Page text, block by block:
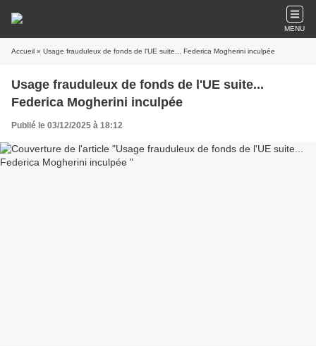
MENU
Accueil » Usage frauduleux de fonds de l'UE suite... Federica Mogherini inculpée
Usage frauduleux de fonds de l'UE suite...
Federica Mogherini inculpée
Publié le 03/12/2025 à 18:12